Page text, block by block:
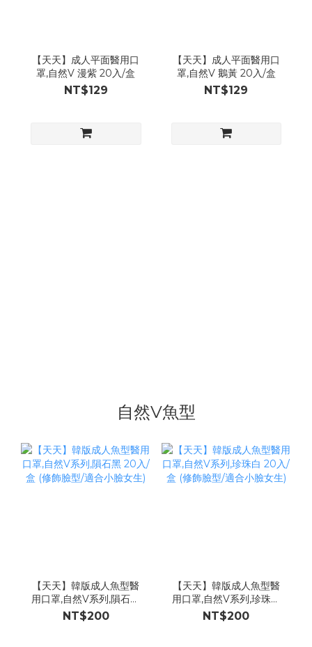
【天天】成人平面醫用口
罩,自然V 漫紫 20入/盒
NT$129
【天天】成人平面醫用口
罩,自然V 鵝黃 20入/盒
NT$129
自然V魚型
【天天】韓版成人魚型醫
用口罩,自然V系列,隕石黑
20入/盒 (修飾臉型/適合小
NT$200
【天天】韓版成人魚型醫
用口罩,自然V系列,珍珠白
20入/盒 (修飾臉型/適合小
NT$200